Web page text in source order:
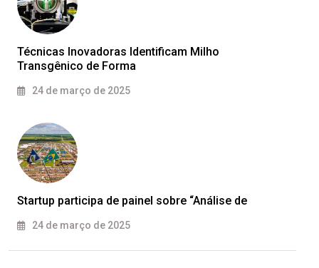
Técnicas Inovadoras Identificam Milho
Transgênico de Forma
24 de março de 2025
Startup participa de painel sobre “Análise de
24 de março de 2025